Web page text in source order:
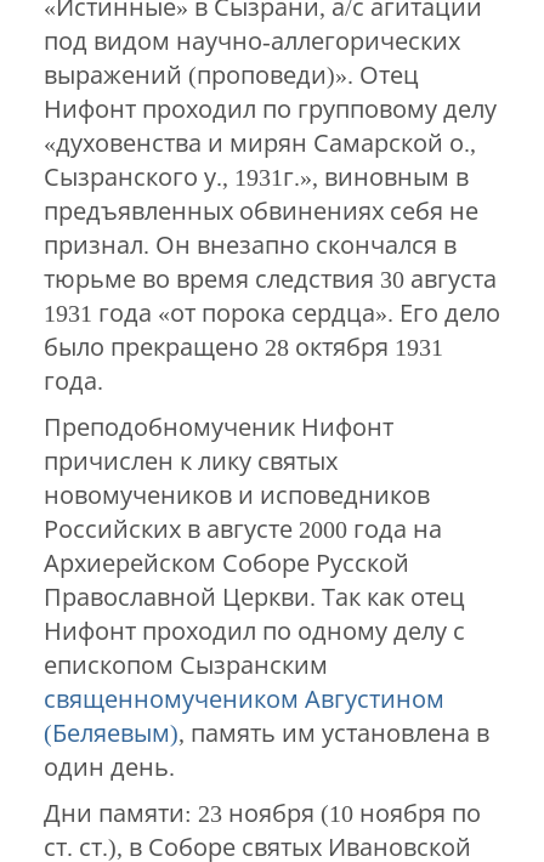
«Истинные» в Сызрани, а/с агитации
под видом научно-аллегорических
выражений (проповеди)». Отец
Нифонт проходил по групповому делу
«духовенства и мирян Самарской о.,
Сызранского у., 1931г.», виновным в
предъявленных обвинениях себя не
признал. Он внезапно скончался в
тюрьме во время следствия 30 августа
1931 года «от порока сердца». Его дело
было прекращено 28 октября 1931
года.
Преподобномученик Нифонт
причислен к лику святых
новомучеников и исповедников
Российских в августе 2000 года на
Архиерейском Соборе Русской
Православной Церкви. Так как отец
Нифонт проходил по одному делу с
епископом Сызранским
священномучеником Августином
(Беляевым), память им установлена в
один день.
Дни памяти: 23 ноября (10 ноября по
ст. ст.), в Соборе святых Ивановской